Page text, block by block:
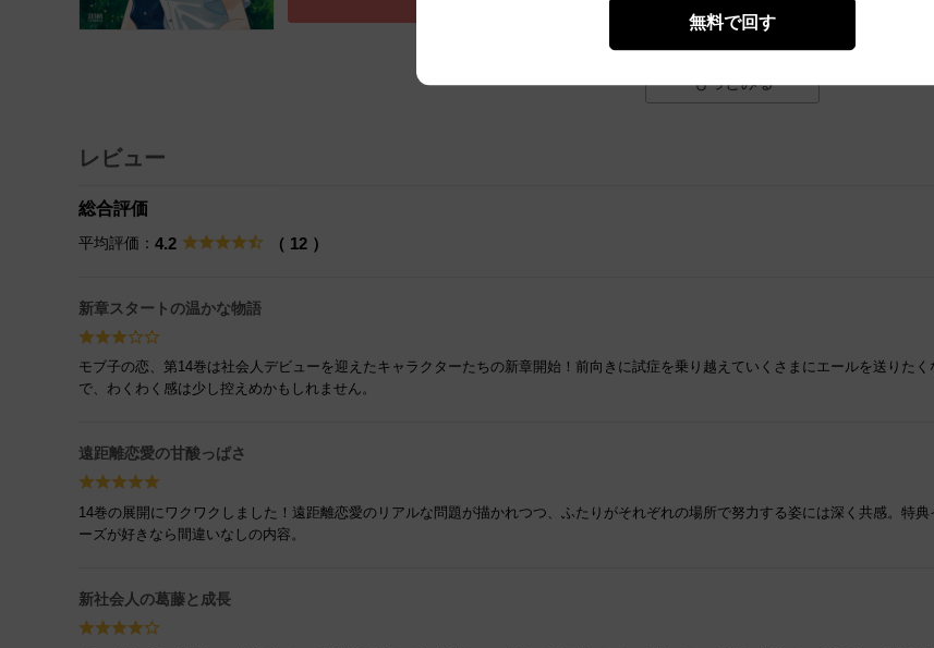
無料㌽で読む
もっとみる
レビュー
総合評価
平均評価： 4.2 （ 12 ）
新章スタートの温かな物語
モブ子の恋、第14巻は社会人デビューを迎えたキャラクターたちの新章開始！前向きに試症を乗り越えていくさまにエールを送りた
で、わくわく感は少し控えめかもしれません。
遠距離恋愛の甘酸っぱさ
14巻の展開にワクワクしました！遠距離恋愛のリアルな問題が描かれつつ、ふたりがそれぞれの場所で努力する姿には深く共感。特
ーズが好きなら間違いなしの内容。
新社会人の葛藤と成長
無料で回す